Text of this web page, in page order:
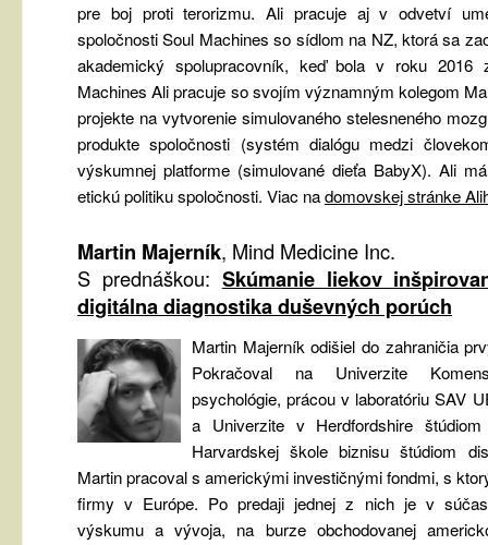
pre boj proti terorizmu. Ali pracuje aj v odvetví
spoločnosti Soul Machines so sídlom na NZ, ktorá sa
akademický spolupracovník, keď bola v roku 2016
Machines Ali pracuje so svojím významným kolegom
projekte na vytvorenie simulovaného stelesneného
produkte spoločnosti (systém dialógu medzi
výskumnej platforme (simulované dieťa BabyX). Ali
etickú politiku spoločnosti. Viac nadomovskej stránke
Martin Majerník, Mind Medicine Inc.
S prednáškou: Skúmanie liekov
digitálna diagnostika duševných porúch
Martin Majerník odišiel do zahraničia
Pokračoval na Univerzite
psychológie, prácou v laboratóriu SAV
a Univerzite v Herdfordshire
Harvardskej škole biznisu štúdiom
Martin pracoval s americkými investičnými fondmi, s
firmy v Európe. Po predaji jednej z nich je v
výskumu a vývoja, na burze obchodovanej